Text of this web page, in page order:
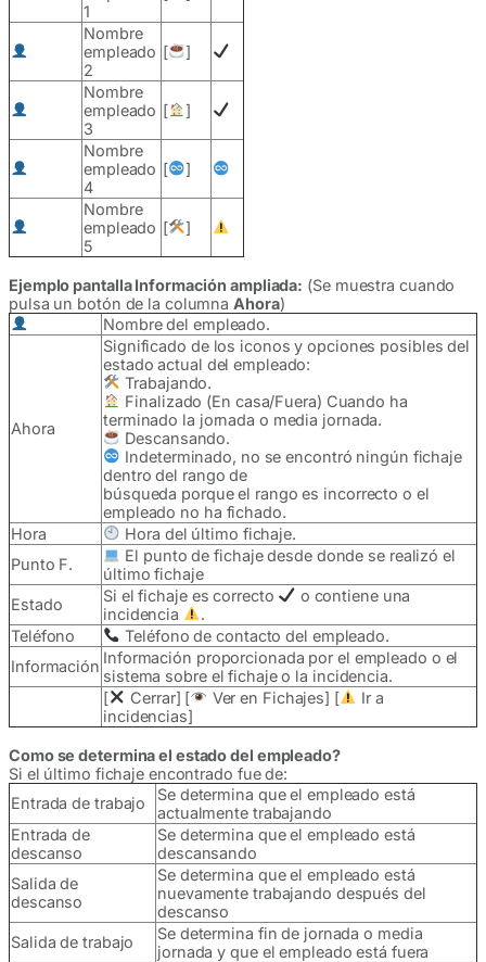
1
Nombre
empleado
2
[ ]
Nombre
empleado
3
[ ]
Nombre
empleado
4
[ ]
Nombre
empleado
5
[ ]
Ejemplo pantalla Información ampliada: (Se muestra cuando
pulsa un botón de la columnaAhora)
Nombre del empleado.
Ahora
Significado de los iconos y opciones posibles del
estado actual del empleado:
Trabajando.
Finalizado (En casa/Fuera) Cuando ha
terminado la jornada o media jornada.
Descansando.
Indeterminado, no se encontró ningún fichaje
dentro del rango de
búsqueda porque el rango es incorrecto o el
empleado no ha fichado.
Hora
Hora del último fichaje.
Punto F.
El punto de fichaje desde donde se realizó el
último fichaje
Estado
Si el fichaje es correcto
o contiene una
incidencia
.
Teléfono
Teléfono de contacto del empleado.
Información Información proporcionada por el empleado o el
sistema sobre el fichaje o la incidencia.
[
Cerrar] [ Ver en Fichajes] [
Ir a
incidencias]
Como se determina el estado del empleado?
Si el último fichaje encontrado fue de:
Entrada de trabajo
Se determina que el empleado está
actualmente trabajando
Entrada de
descanso
Se determina que el empleado está
descansando
Salida de
descanso
Se determina que el empleado está
nuevamente trabajando después del
descanso
Salida de trabajo
Se determina fin de jornada o media
jornada y que el empleado está fuera